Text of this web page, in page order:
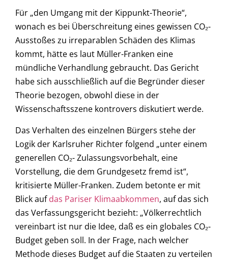
Für „den Umgang mit der Kippunkt-Theorie“,
wonach es bei Überschreitung eines gewissen CO₂-
Ausstoßes zu irreparablen Schäden des Klimas
kommt, hätte es laut Müller-Franken eine
mündliche Verhandlung gebraucht. Das Gericht
habe sich ausschließlich auf die Begründer dieser
Theorie bezogen, obwohl diese in der
Wissenschaftsszene kontrovers diskutiert werde.
Das Verhalten des einzelnen Bürgers stehe der
Logik der Karlsruher Richter folgend „unter einem
generellen CO₂- Zulassungsvorbehalt, eine
Vorstellung, die dem Grundgesetz fremd ist“,
kritisierte Müller-Franken. Zudem betonte er mit
Blick auf das Pariser Klimaabkommen, auf das sich
das Verfassungsgericht bezieht: „Völkerrechtlich
vereinbart ist nur die Idee, daß es ein globales CO₂-
Budget geben soll. In der Frage, nach welcher
Methode dieses Budget auf die Staaten zu verteilen